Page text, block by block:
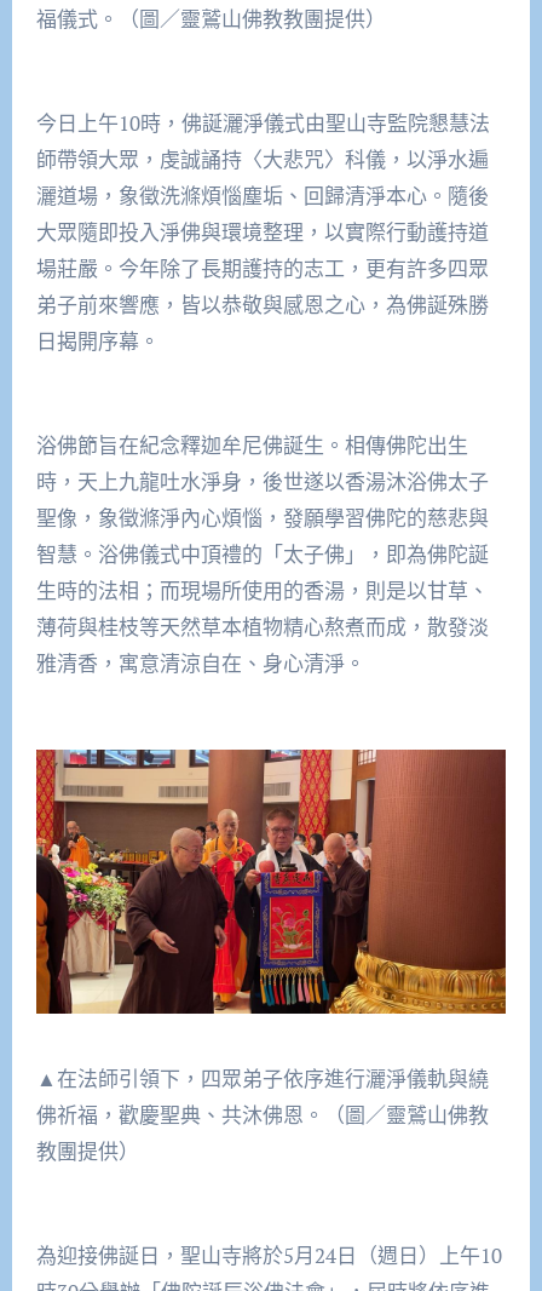
福儀式。（圖／靈鷲山佛教教團提供）
今日上午10時，佛誕灑淨儀式由聖山寺監院懇慧法
師帶領大眾，虔誠誦持〈大悲咒〉科儀，以淨水遍
灑道場，象徵洗滌煩惱塵垢、回歸清淨本心。隨後
大眾隨即投入淨佛與環境整理，以實際行動護持道
場莊嚴。今年除了長期護持的志工，更有許多四眾
弟子前來響應，皆以恭敬與感恩之心，為佛誕殊勝
日揭開序幕。
浴佛節旨在紀念釋迦牟尼佛誕生。相傳佛陀出生
時，天上九龍吐水淨身，後世遂以香湯沐浴佛太子
聖像，象徵滌淨內心煩惱，發願學習佛陀的慈悲與
智慧。浴佛儀式中頂禮的「太子佛」，即為佛陀誕
生時的法相；而現場所使用的香湯，則是以甘草、
薄荷與桂枝等天然草本植物精心熬煮而成，散發淡
雅清香，寓意清涼自在、身心清淨。
▲在法師引領下，四眾弟子依序進行灑淨儀軌與繞
佛祈福，歡慶聖典、共沐佛恩。（圖／靈鷲山佛教
教團提供）
為迎接佛誕日，聖山寺將於5月24日（週日）上午10